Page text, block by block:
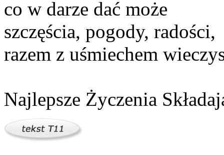
co w darze dać może
szczęścia, pogody, radości,
razem z uśmiechem
Najlepsze Życzenia